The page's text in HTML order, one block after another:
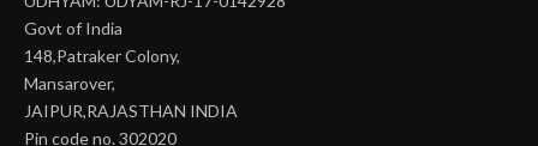
Govt of India
148,Patraker Colony,
Mansarover,
JAIPUR,RAJASTHAN INDIA
Pin code no. 302020